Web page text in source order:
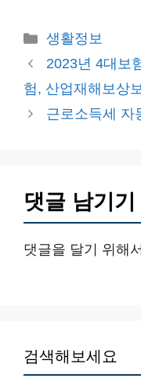
카
테
리
생활정보
2023년 4대보
험, 산업재해보상
근로소득세 자
댓글 남기기
댓글을 달기 위해
검색해보세요